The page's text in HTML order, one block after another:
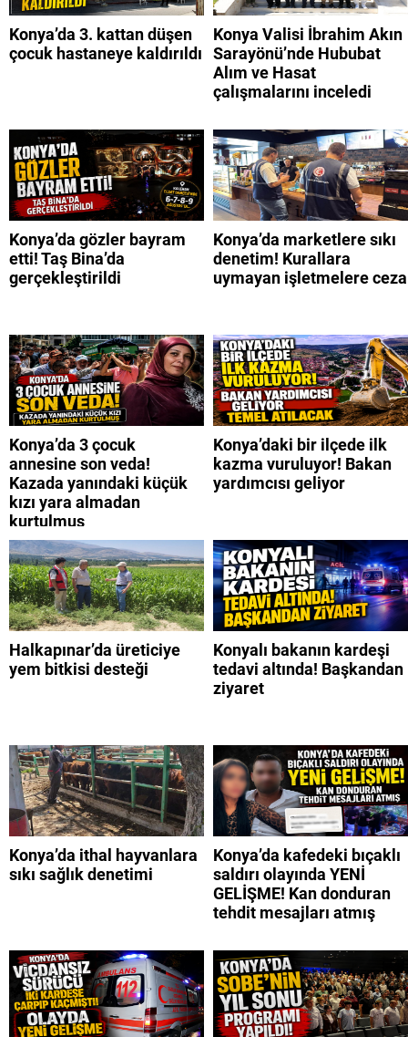
Konya’da 3. kattan düşen
çocuk hastaneye kaldırıldı
Konya Valisi İbrahim Akın
Sarayönü’nde Hububat
Alım ve Hasat
çalışmalarını inceledi
Konya’da gözler bayram
etti! Taş Bina’da
gerçekleştirildi
Konya’da marketlere sıkı
denetim! Kurallara
uymayan işletmelere ceza
Konya’da 3 çocuk
annesine son veda!
Kazada yanındaki küçük
kızı yara almadan
kurtulmuş
Konya’daki bir ilçede ilk
kazma vuruluyor! Bakan
yardımcısı geliyor
Halkapınar’da üreticiye
yem bitkisi desteği
Konyalı bakanın kardeşi
tedavi altında! Başkandan
ziyaret
Konya’da ithal hayvanlara
sıkı sağlık denetimi
Konya’da kafedeki bıçaklı
saldırı olayında YENİ
GELİŞME! Kan donduran
tehdit mesajları atmış